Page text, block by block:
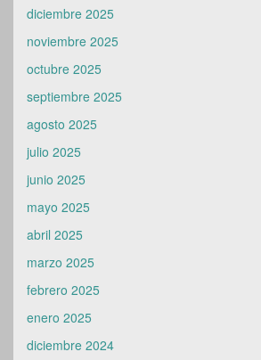
diciembre 2025
noviembre 2025
octubre 2025
septiembre 2025
agosto 2025
julio 2025
junio 2025
mayo 2025
abril 2025
marzo 2025
febrero 2025
enero 2025
diciembre 2024